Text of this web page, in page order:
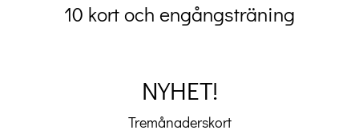
10 kort och engångsträning
NYHET!
Tremånaderskort